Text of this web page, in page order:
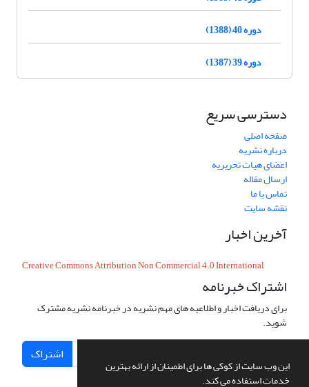
این وب سایت از کوکی ها برای اطمینان از ارائه بهترین
خدمات استفاده می کند.
دوره 40 (1388)
دوره 39 (1387)
دسترسی سریع
صفحه اصلی
درباره نشریه
اعضای هیات تحریریه
ارسال مقاله
تماس با ما
نقشه سایت
آخرین اخبار
Creative Commons Attribution Non Commercial 4.0 International
اشتراک خبرنامه
برای دریافت اخبار و اطلاعیه های مهم نشریه در خبرنامه نشریه مشترک
شوید.
اشتراک